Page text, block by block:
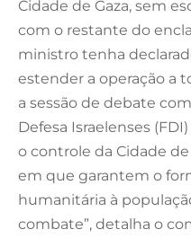
Cidade de Gaza, sem
com o restante do
ministro tenha
estender a operação a
a sessão de debate
Defesa Israelenses
o controle da Cidade
em que garantem o
humanitária à
combate”, detalha o